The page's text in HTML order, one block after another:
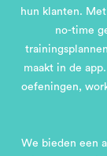
hun klanten.
no-time
maakt in de
oefeningen,
We bieden een